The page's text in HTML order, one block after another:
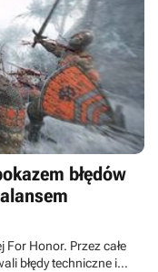
błędów
For Honor. Przez całe
błędy techniczne i